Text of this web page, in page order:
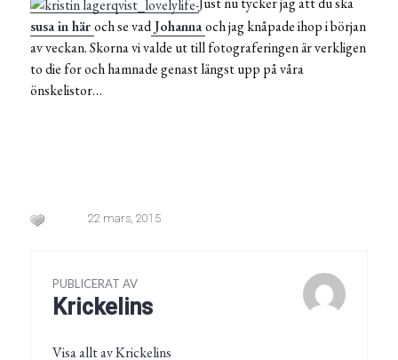
susa in häroch se vadJohannaoch jag knåpade ihop i början
av veckan. Skorna vi valde ut till fotograferingen är verkligen
to die for och hamnade genast längst upp på våra
önskelistor…
22 mars, 2015
PUBLICERAT AV
Krickelins
Visa allt av Krickelins